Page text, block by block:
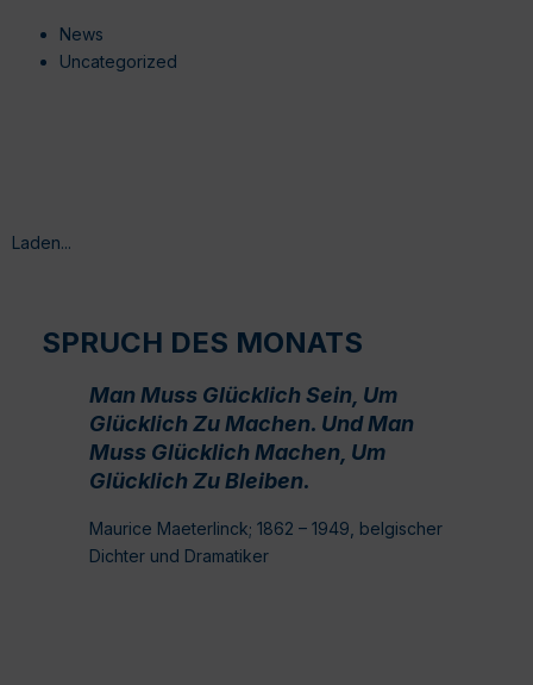
News
Uncategorized
Laden...
SPRUCH DES MONATS
Man Muss Glücklich Sein, Um
Glücklich Zu Machen. Und Man
Muss Glücklich Machen, Um
Glücklich Zu Bleiben.
Maurice Maeterlinck; 1862 – 1949, belgischer
Dichter und Dramatiker